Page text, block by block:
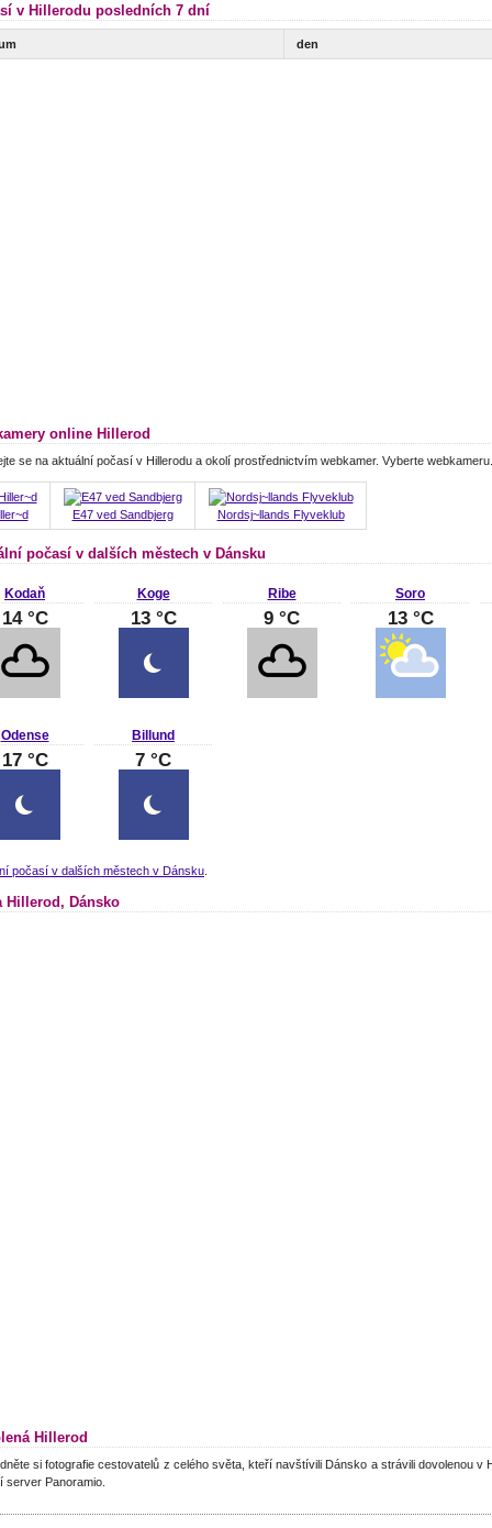
v Hillerodu posledních 7 dní
den
online Hillerod
se na aktuální počasí v Hillerodu a okolí prostřednictvím webkamer. Vyberte
E47 ved Sandbjerg Nordsj~llands Flyveklub
počasí v dalších městech v Dánsku
Kodaň
14 °C
Koge
13 °C
Ribe
9 °C
Soro
13 °C
Odense
17 °C
Billund
7 °C
počasí v dalších městech v Dánsku
Hillerod, Dánsko
Hillerod
si fotografie cestovatelů z celého světa, kteří navštívili Dánsko a strávili dovolenou v
server Panoramio.